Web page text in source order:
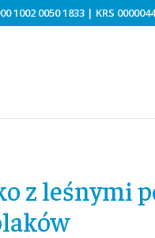
1002 0050 1833 | KRS
z leśnymi